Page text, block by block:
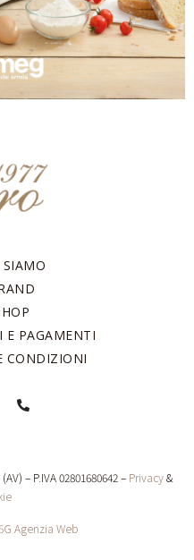
SIAMO
E PAGAMENTI
CONDIZIONI
– P.IVA 02801680642 – Privacy&
Agenzia Web